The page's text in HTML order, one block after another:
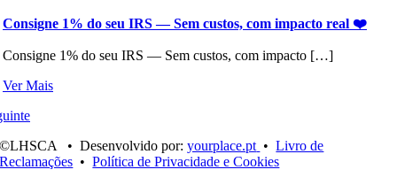
Consigne 1% do seu IRS — Sem custos, com impacto real ❤️
Consigne 1% do seu IRS — Sem custos, com impacto […]
Ver Mais
©LHSCA • Desenvolvido por:yourplace.pt •Livro de
Reclamações •Política de Privacidade e Cookies